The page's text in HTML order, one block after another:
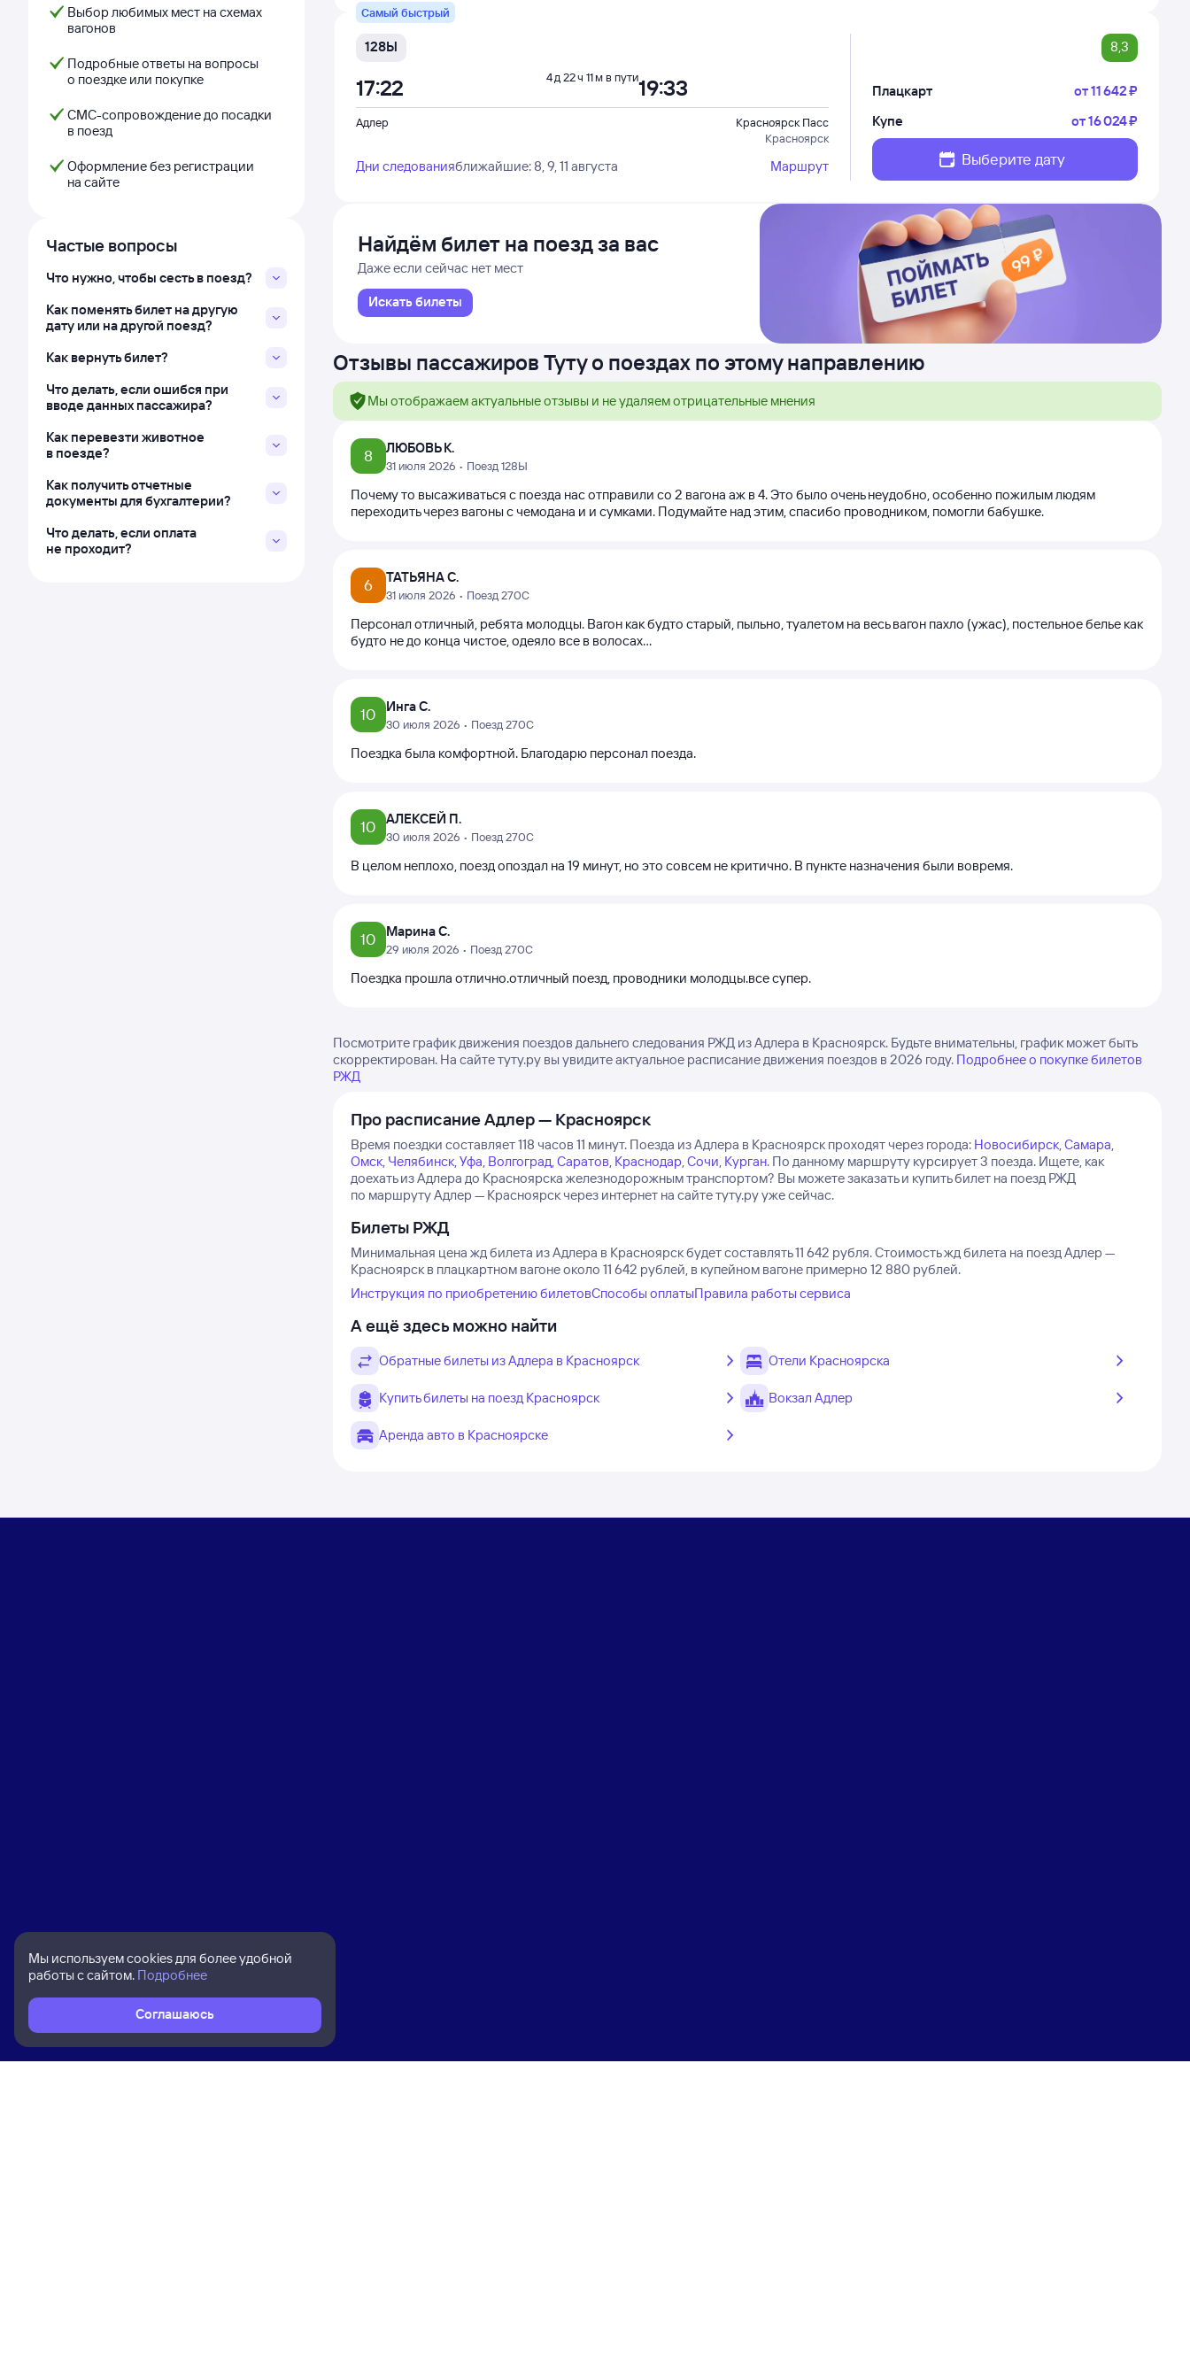
Выбор любимых мест на схемах
вагонов
Подробные ответы на вопросы
о поездке или покупке
СМС-сопровождение до посадки
в поезд
Оформление без регистрации
на сайте
Частые вопросы
Что нужно, чтобы сесть в поезд?
Как поменять билет на другую
дату или на другой поезд?
Как вернуть билет?
Что делать, если ошибся при
вводе данных пассажира?
Как перевезти животное
в поезде?
Как получить отчетные
документы для бухгалтерии?
Что делать, если оплата
не проходит?
Самый быстрый
128Ы 8,3
Адлер
Красноярск Пасс
Красноярск
17:22 19:33
4 д 22 ч 11 м в пути
Дни следованияближайшие: 8, 9, 11 августа Маршрут
Плацкарт от11 ⁠642 ⁠₽
Купе
от16 ⁠024 ⁠₽
Выберите дату
Найдём билет на поезд за вас
Даже если сейчас нет мест
Искать билеты
Отзывы пассажиров Туту о поездах по этому направлению
Мы отображаем актуальные отзывы и не удаляем отрицательные мнения
8 ЛЮБОВЬ К.
31 июля 2026 • Поезд 128Ы
Почему то высаживаться с поезда нас отправили со 2 вагона аж в 4. Это было очень неудобно, особенно пожилым людям
переходить через вагоны с чемодана и и сумками. Подумайте над этим, спасибо проводником, помогли бабушке.
6 ТАТЬЯНА С.
31 июля 2026 • Поезд 270С
Персонал отличный, ребята молодцы. Вагон как будто старый, пыльно, туалетом на весь вагон пахло (ужас), постельное белье как
будто не до конца чистое, одеяло все в волосах...
10 Инга С.
30 июля 2026 • Поезд 270С
Поездка была комфортной. Благодарю персонал поезда.
10 АЛЕКСЕЙ П.
30 июля 2026 • Поезд 270С
В целом неплохо, поезд опоздал на 19 минут, но это совсем не критично. В пункте назначения были вовремя.
10 Марина С.
29 июля 2026 • Поезд 270С
Поездка прошла отлично.отличный поезд, проводники молодцы.все супер.
Посмотрите график движения поездов дальнего следования РЖД из Адлера в Красноярск. Будьте внимательны, график может быть
скорректирован. На сайте туту.ру вы увидите актуальное расписание движения поездов в 2026 году. Подробнее о покупке билетов
РЖД
Про расписание Адлер — Красноярск
Время поездки составляет 118 часов 11 минут. Поезда из Адлера в Красноярск проходят через города: Новосибирск,Самара,
Омск, Челябинск,Уфа, Волгоград,Саратов, Краснодар,Сочи, Курган. По данному маршруту курсирует 3 поезда. Ищете, как
доехать из Адлера до Красноярска железнодорожным транспортом? Вы можете заказать и купить билет на поезд РЖД
по маршруту Адлер — Красноярск через интернет на сайте туту.ру уже сейчас.
Билеты РЖД
Минимальная цена жд билета из Адлера в Красноярск будет составлять 11 642 рубля.Стоимость жд билета на поезд Адлер —
Красноярск в плацкартном вагоне около 11 642 рублей, в купейном вагоне примерно 12 880 рублей.
Инструкция по приобретению билетовСпособы оплатыПравила работы сервиса
А ещё здесь можно найти
Обратные билеты из Адлера в Красноярск Отели Красноярска
Купить билеты на поезд Красноярск Вокзал Адлер
Аренда авто в Красноярске
Мы используем cookies для более удобной
работы с сайтом. Подробнее
Соглашаюсь